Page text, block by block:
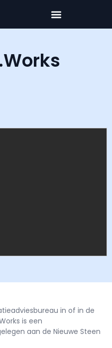
in of in de
is een
aan de Nieuwe Steen